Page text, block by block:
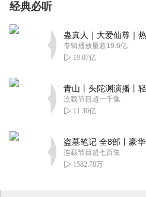
经典必听
专辑播放量超19.6亿
19.07亿
连载节目超一千集
11.30亿
连载节目超七百集
1582.78万